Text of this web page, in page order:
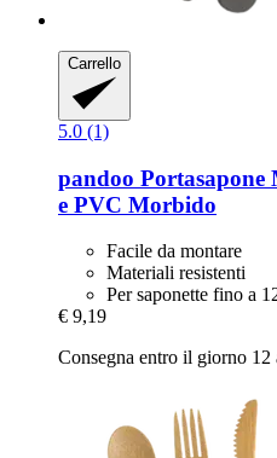
Carrello
5.0 (1)
pandoo Portasapone
e PVC Morbido
Facile da montare
Materiali resistenti
Per saponette fino a
€ 9,19
Consegna entro il giorno 12